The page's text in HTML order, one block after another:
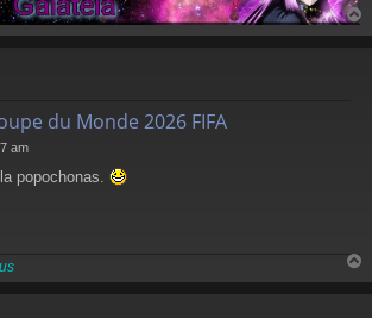
a
du Monde 2026 FIFA
am
popochonas.
a